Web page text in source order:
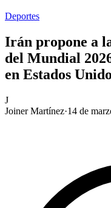
Deportes
Irán propone a
del Mundial
en Estados
J
Joiner Martínez·14 de